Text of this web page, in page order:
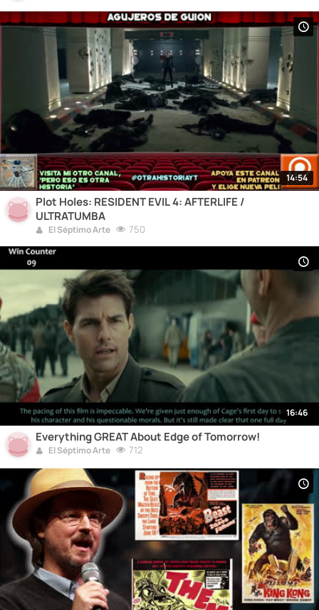
14:54
Plot Holes: RESIDENT EVIL 4: AFTERLIFE /
ULTRATUMBA
El Séptimo Arte 750
16:46
Everything GREAT About Edge of Tomorrow!
El Séptimo Arte 712